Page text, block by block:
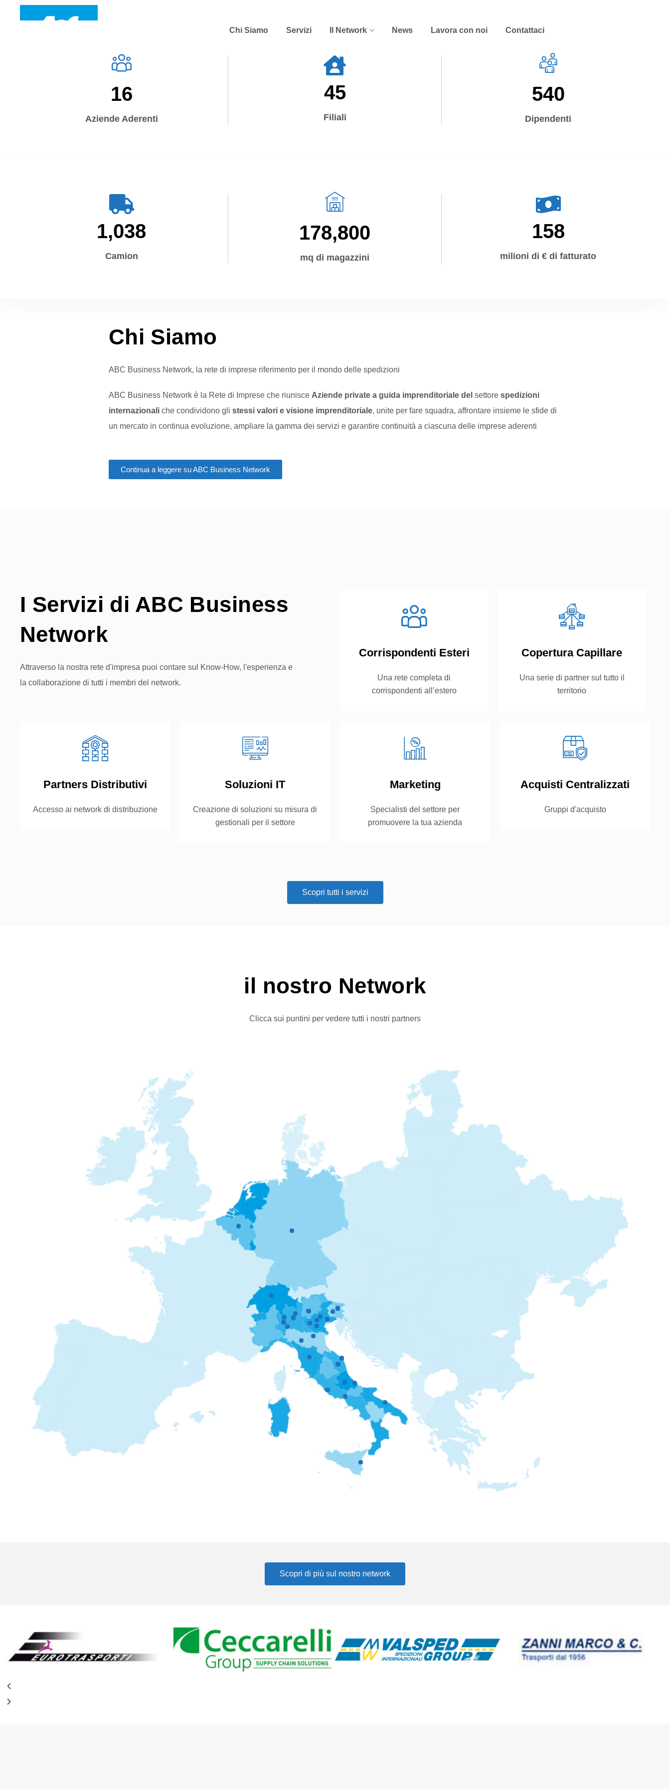
Chi Siamo Servizi Il Network News Lavora con noi Contattaci
16
Aziende Aderenti
45
Filiali
540
Dipendenti
1,038
Camion
178,800
mq di magazzini
158
milioni di € di fatturato
Chi Siamo
ABC Business Network, la rete di imprese riferimento per il mondo delle spedizioni
ABC Business Network è la Rete di Imprese che riunisce Aziende private a guida imprenditoriale del settore spedizioni
internazionaliche condividono gli stessi valori e visione imprenditoriale, unite per fare squadra, affrontare insieme le sfide di
un mercato in continua evoluzione, ampliare la gamma dei servizi e garantire continuità a ciascuna delle imprese aderenti
Continua a leggere su ABC Business Network
I Servizi di ABC Business
Network
Attraverso la nostra rete d'impresa puoi contare sul Know-How, l'esperienza e
la collaborazione di tutti i membri del network.
Corrispondenti Esteri
Una rete completa di
corrispondenti all’estero
Copertura Capillare
Una serie di partner sul tutto il
territorio
Partners Distributivi
Accesso ai network di distribuzione
Soluzioni IT
Creazione di soluzioni su misura di
gestionali per il settore
Marketing
Specialisti del settore per
promuovere la tua azienda
Acquisti Centralizzati
Gruppi d'acquisto
Scopri tutti i servizi
il nostro Network
Clicca sui puntini per vedere tutti i nostri partners
Scopri di più sul nostro network